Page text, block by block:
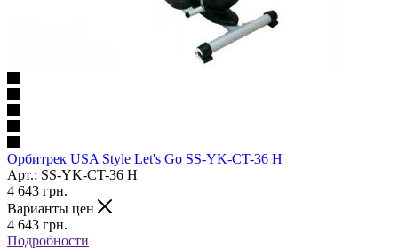
Орбитрек USA Style Let's Go SS-YK-CT-36 H
Арт.: SS-YK-CT-36 H
4 643 грн.
Варианты цен
4 643 грн.
Подробности